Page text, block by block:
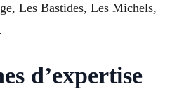
Les Bastides, Les Michels,
d’expertise